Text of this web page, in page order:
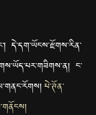
དེ་དག་ཡོངས་རྫོགས་རིན་
ང་
པེ་ཊོན་